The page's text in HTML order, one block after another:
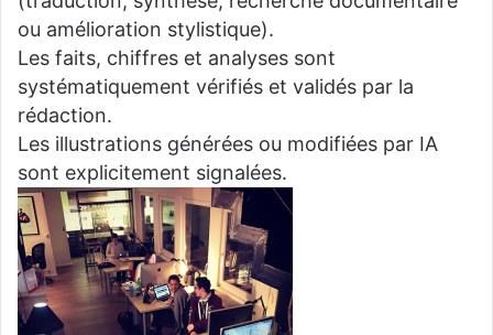
ou amélioration stylistique).
Les faits, chiffres et analyses sont
systématiquement vérifiés et validés par la
rédaction.
Les illustrations générées ou modifiées par IA
sont explicitement signalées.